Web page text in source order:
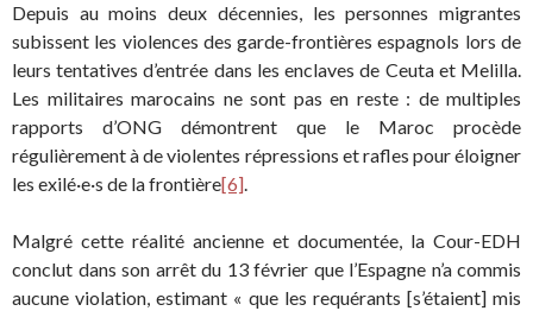
Depuis au moins deux décennies, les personnes migrantes
subissent les violences des garde-frontières espagnols lors de
leurs tentatives d’entrée dans les enclaves de Ceuta et Melilla.
Les militaires marocains ne sont pas en reste : de multiples
rapports d’ONG démontrent que le Maroc procède
régulièrement à de violentes répressions et rafles pour éloigner
les exilé·e·s de la frontière[6].
Malgré cette réalité ancienne et documentée, la Cour-EDH
conclut dans son arrêt du 13 février que l’Espagne n’a commis
aucune violation, estimant « que les requérants [s’étaient] mis